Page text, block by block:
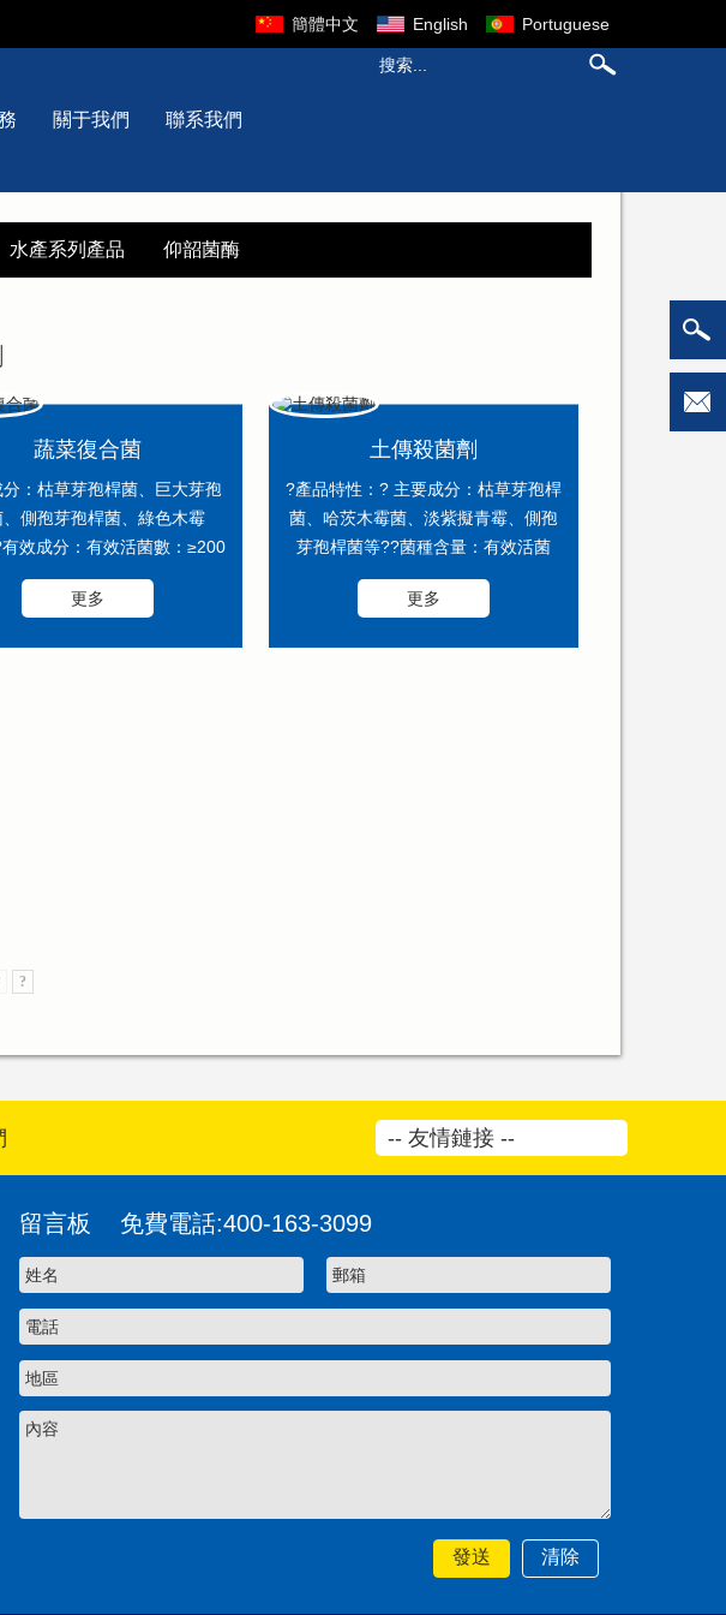
簡體中文 English Portuguese
關于我們 聯系我們
水產系列產品 仰韶菌酶
蔬菜復合菌
分：枯草芽孢桿菌、巨大芽孢
、側孢芽孢桿菌、綠色木霉
效成分：有效活菌數：≥200
克 ??氣味：輕微發酵味。?適
作物黃瓜、西紅柿、茄...
更多
土傳殺菌劑
?產品特性：? 主要成分：枯草芽孢桿
菌、哈茨木霉菌、淡紫擬青霉、側孢
芽孢桿菌等??菌種含量：有效活菌
數?2×1010cfu/g? 適用范圍：有效針
對農作物植物、...
更多
?
-- 友情鏈接 --
留言板 免費電話:400-163-3099